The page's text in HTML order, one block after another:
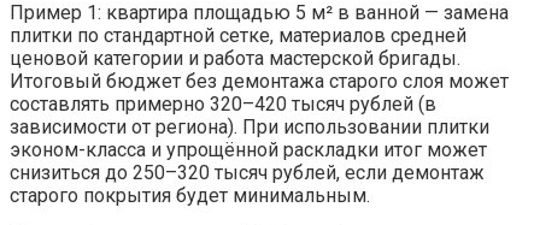
Пример 1: квартира площадью 5 м² в ванной — замена
плитки по стандартной сетке, материалов средней
ценовой категории и работа мастерской бригады.
Итоговый бюджет без демонтажа старого слоя может
составлять примерно 320–420 тысяч рублей (в
зависимости от региона). При использовании плитки
эконом-класса и упрощённой раскладки итог может
снизиться до 250–320 тысяч рублей, если демонтаж
старого покрытия будет минимальным.